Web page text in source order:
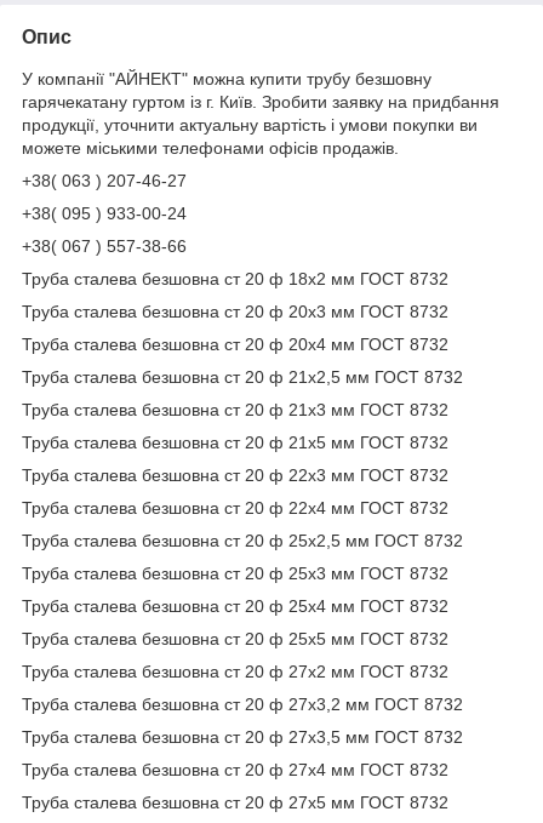
Опис
У компанії "АЙНЕКТ" можна купити трубу безшовну
гарячекатану гуртом із г. Київ. Зробити заявку на придбання
продукції, уточнити актуальну вартість і умови покупки ви
можете міськими телефонами офісів продажів.
+38( 063 ) 207-46-27
+38( 095 ) 933-00-24
+38( 067 ) 557-38-66
Труба сталева безшовна ст 20 ф 18х2 мм ГОСТ 8732
Труба сталева безшовна ст 20 ф 20х3 мм ГОСТ 8732
Труба сталева безшовна ст 20 ф 20х4 мм ГОСТ 8732
Труба сталева безшовна ст 20 ф 21х2,5 мм ГОСТ 8732
Труба сталева безшовна ст 20 ф 21х3 мм ГОСТ 8732
Труба сталева безшовна ст 20 ф 21х5 мм ГОСТ 8732
Труба сталева безшовна ст 20 ф 22х3 мм ГОСТ 8732
Труба сталева безшовна ст 20 ф 22х4 мм ГОСТ 8732
Труба сталева безшовна ст 20 ф 25х2,5 мм ГОСТ 8732
Труба сталева безшовна ст 20 ф 25х3 мм ГОСТ 8732
Труба сталева безшовна ст 20 ф 25х4 мм ГОСТ 8732
Труба сталева безшовна ст 20 ф 25х5 мм ГОСТ 8732
Труба сталева безшовна ст 20 ф 27х2 мм ГОСТ 8732
Труба сталева безшовна ст 20 ф 27х3,2 мм ГОСТ 8732
Труба сталева безшовна ст 20 ф 27х3,5 мм ГОСТ 8732
Труба сталева безшовна ст 20 ф 27х4 мм ГОСТ 8732
Труба сталева безшовна ст 20 ф 27х5 мм ГОСТ 8732